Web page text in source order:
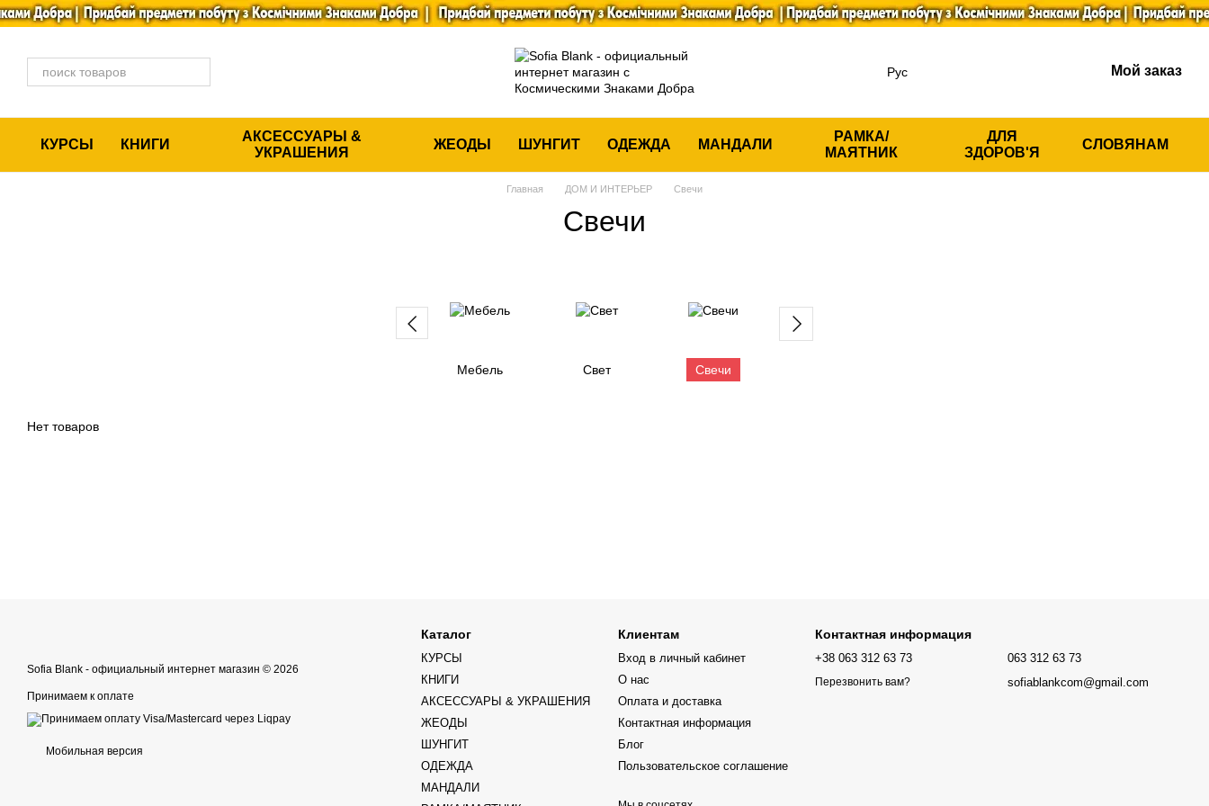
Перейти к основному контенту
Рус Мой заказ
КУРСЫ КНИГИ
АКСЕССУАРЫ &
УКРАШЕНИЯ
ЖЕОДЫ ШУНГИТ ОДЕЖДА МАНДАЛИ
РАМКА/
МАЯТНИК
ДЛЯ
ЗДОРОВ'Я
СЛОВЯНАМ
Главная ДОМ И ИНТЕРЬЕР Свечи
Свечи
Мебель Свет Свечи
Нет товаров
Sofia Blank - официальный интернет магазин © 2026
Принимаем к оплате
Мобильная версия
Каталог
КУРСЫ
КНИГИ
АКСЕССУАРЫ & УКРАШЕНИЯ
ЖЕОДЫ
ШУНГИТ
ОДЕЖДА
МАНДАЛИ
Клиентам
Вход в личный кабинет
О нас
Оплата и доставка
Контактная информация
Блог
Пользовательское соглашение
Контактная информация
+38 063 312 63 73
Перезвонить вам?
063 312 63 73
sofiablankcom@gmail.com